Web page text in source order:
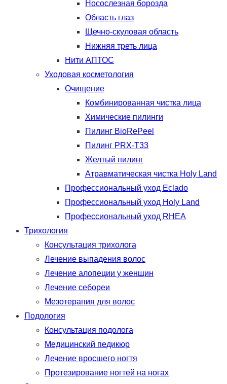
Носослезная борозда
Область глаз
Щечно-скуловая область
Нижняя треть лица
Нити АПТОС
Уходовая косметология
Очищение
Комбинированная чистка лица
Химические пилинги
Пилинг BioRePeel
Пилинг PRX-T33
Желтый пилинг
Атравматическая чистка Holy Land
Профессиональный уход Eclado
Профессиональный уход Holy Land
Профессиональный уход RHEA
Трихология
Консультация трихолога
Лечение выпадения волос
Лечение алопеции у женщин
Лечение себореи
Мезотерапия для волос
Подология
Консультация подолога
Медицинский педикюр
Лечение вросшего ногтя
Протезирование ногтей на ногах